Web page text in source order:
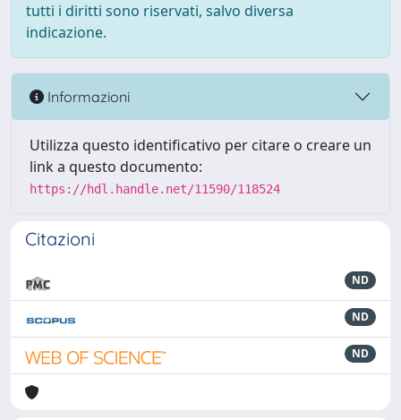
tutti i diritti sono riservati, salvo diversa
indicazione.
Informazioni
Utilizza questo identificativo per citare o creare un
link a questo documento:
https://hdl.handle.net/11590/118524
Citazioni
ND
ND
ND